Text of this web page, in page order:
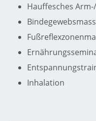
Hauffesches
Inhalation